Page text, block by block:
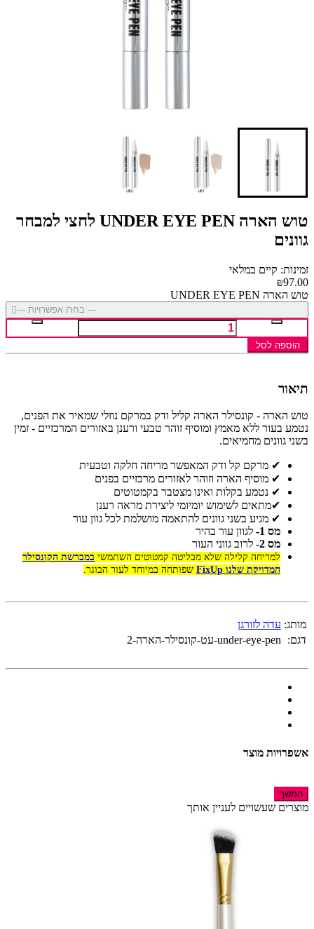
טוש הארה UNDER EYE PEN לחצי למבחר
גוונים
זמינות: קיים במלאי
₪97.00
טוש הארה UNDER EYE PEN
--- בחרו אפשרויות ---
הוספה לסל
תיאור
טוש הארה - קונסילר הארה קליל ודק במרקם נוזלי שמאיר את הפנים,
נטמע בעור ללא מאמץ ומוסיף זוהר טבעי ורענן באזורים המרכזיים - זמין
בשני גוונים מחמיאים.
✔ מרקם קל ודק המאפשר מריחה חלקה וטבעית
✔ מוסיף הארה וזוהר לאזורים מרכזיים בפנים
✔ נטמע בקלות ואינו מצטבר בקמטוטים
✔מתאים לשימוש יומיומי ליצירת מראה רענן
✔ מגיע בשני גוונים להתאמה מושלמת לכל גוון עור
מס 1-
לגוון עור בהיר
מס 2-
לרוב גווני העור
למריחה קלילה שלא מבליטה קמטוטים השתמשי במברשת הקונסילר
המדויקת שלנו FixUp
שפותחה במיוחד לעור הבוגר.
מותג: עדה לזורגן
דגם:
under-eye-pen-עט-קונסילר-הארה-2
אשפרויות מוצר
המשך
מוצרים שעשויים לעניין אותך